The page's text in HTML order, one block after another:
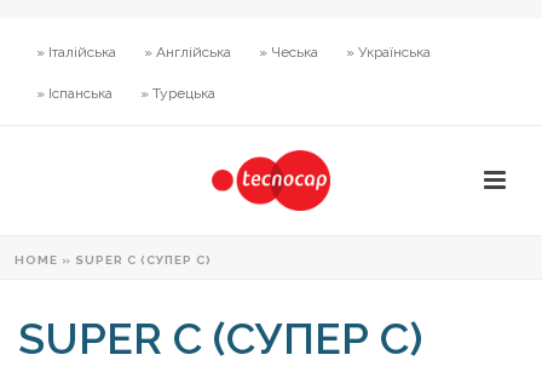
» Італійська » Англійська » Чеська » Українська
» Іспанська » Турецька
HOME » SUPER C (СУПЕР С)
SUPER C (СУПЕР С)